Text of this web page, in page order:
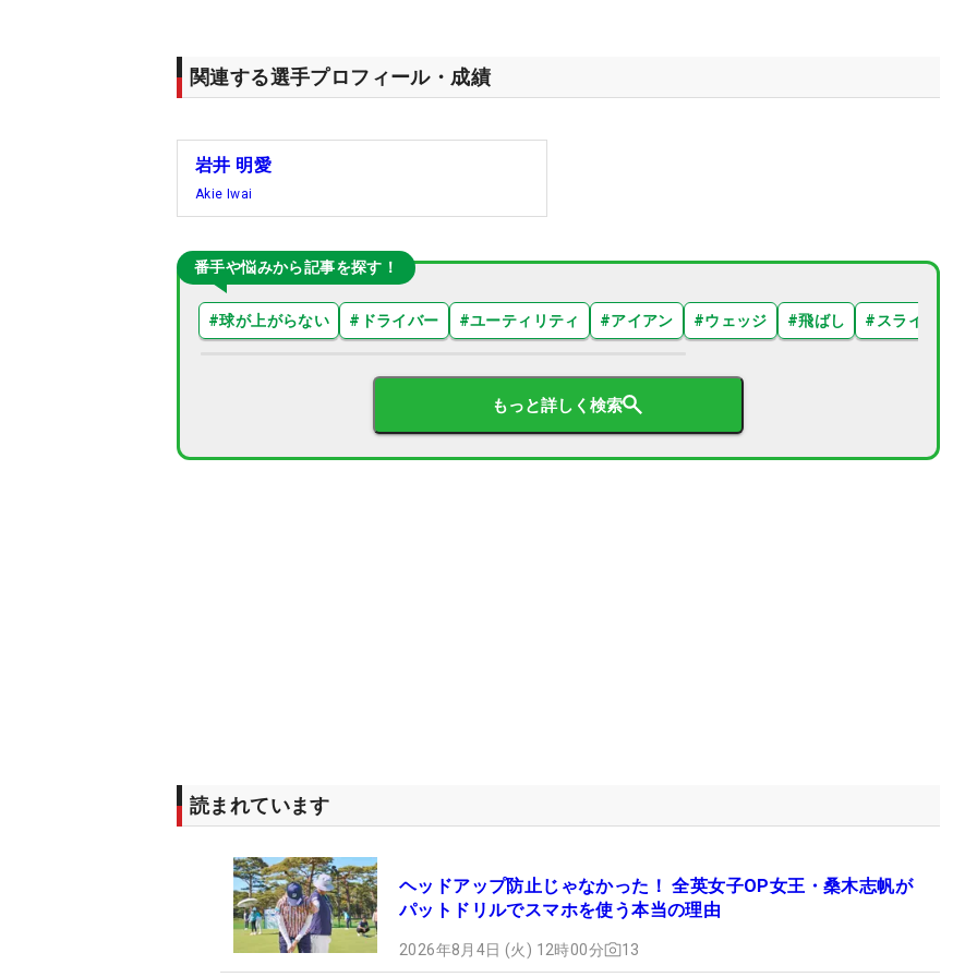
関連する選手プロフィール・成績
岩井 明愛
Akie Iwai
番手や悩みから記事を探す！
#球が上がらない # ドライバー #ユーティリティ #アイアン #ウェッジ #飛ばし # スライス
もっと詳しく検索
読まれています
ヘッドアップ防止じゃなかった！ 全英女子OP女王・桑木志帆が
パットドリルでスマホを使う本当の理由
2026年8月4日 (火) 12時00分 13